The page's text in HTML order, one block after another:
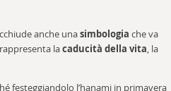
anche una simbologia che va
la caducità della vita, la
festeggiandolo l’hanami in primavera